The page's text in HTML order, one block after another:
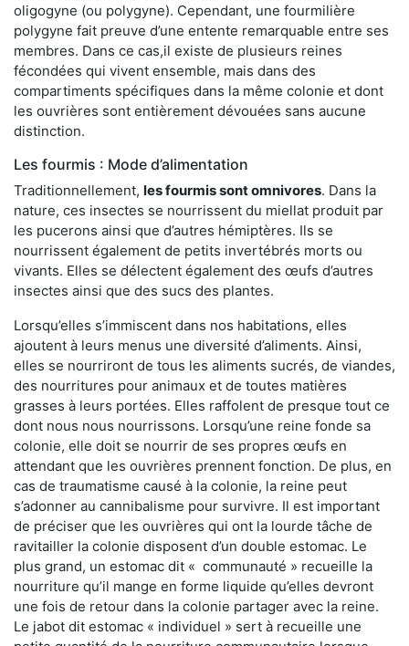
oligogyne (ou polygyne). Cependant, une fourmilière
polygyne fait preuve d’une entente remarquable entre ses
membres. Dans ce cas,il existe de plusieurs reines
fécondées qui vivent ensemble, mais dans des
compartiments spécifiques dans la même colonie et dont
les ouvrières sont entièrement dévouées sans aucune
distinction.
Les fourmis : Mode d’alimentation
Traditionnellement, les fourmis sont omnivores. Dans la
nature, ces insectes se nourrissent du miellat produit par
les pucerons ainsi que d’autres hémiptères. Ils se
nourrissent également de petits invertébrés morts ou
vivants. Elles se délectent également des œufs d’autres
insectes ainsi que des sucs des plantes.
Lorsqu’elles s’immiscent dans nos habitations, elles
ajoutent à leurs menus une diversité d’aliments. Ainsi,
elles se nourriront de tous les aliments sucrés, de viandes,
des nourritures pour animaux et de toutes matières
grasses à leurs portées. Elles raffolent de presque tout ce
dont nous nous nourrissons. Lorsqu’une reine fonde sa
colonie, elle doit se nourrir de ses propres œufs en
attendant que les ouvrières prennent fonction. De plus, en
cas de traumatisme causé à la colonie, la reine peut
s’adonner au cannibalisme pour survivre. Il est important
de préciser que les ouvrières qui ont la lourde tâche de
ravitailler la colonie disposent d’un double estomac. Le
plus grand, un estomac dit « communauté » recueille la
nourriture qu’il mange en forme liquide qu’elles devront
une fois de retour dans la colonie partager avec la reine.
Le jabot dit estomac « individuel » sert à recueille une